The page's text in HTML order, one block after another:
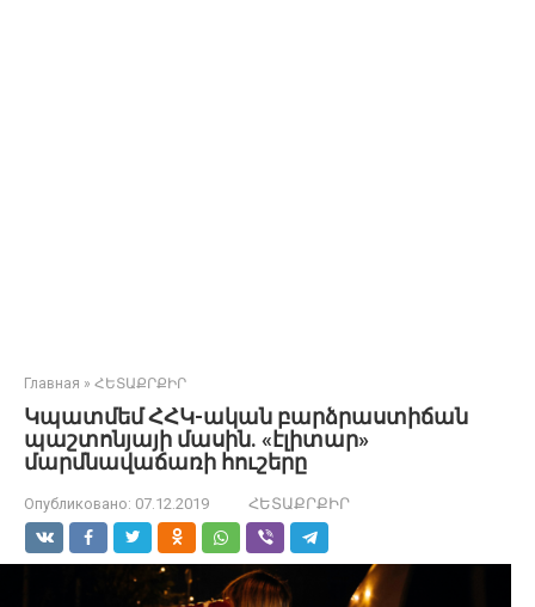
Главная » ՀԵՏԱՔՐՔԻՐ
Կպատմեմ ՀՀԿ-ական բարձրաստիճան
պաշտոնյայի մասին. «էլիտար»
մարմնավաճառի հուշերը
Опубликовано: 07.12.2019 ՀԵՏԱՔՐՔԻՐ